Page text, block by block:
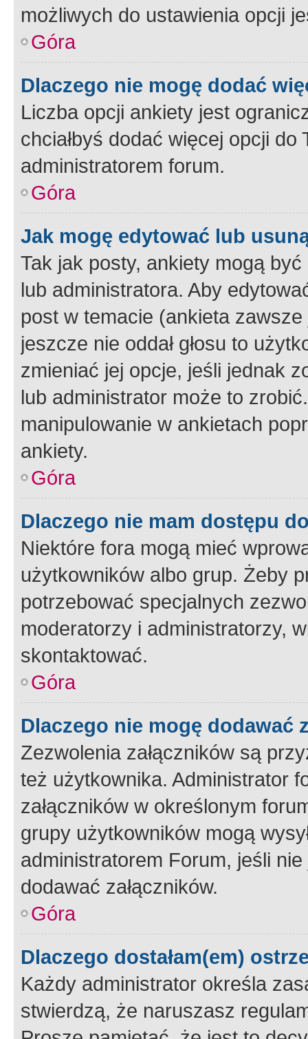
możliwych do ustawienia opcji
Góra
Dlaczego nie mogę dodać
Liczba opcji ankiety jest
chciałbyś dodać więcej opcji
administratorem forum.
Góra
Jak mogę edytować lub
Tak jak posty, ankiety mogą
lub administratora. Aby
post w temacie (ankieta
jeszcze nie oddał głosu to
zmieniać jej opcje, jeśli jednak
lub administrator może to
manipulowanie w ankietach
ankiety.
Góra
Dlaczego nie mam dostępu
Niektóre fora mogą mieć
użytkowników albo grup. Żeby
potrzebować specjalnych
moderatorzy i administratorzy,
skontaktować.
Góra
Dlaczego nie mogę dodawać
Zezwolenia załączników są
też użytkownika. Administrator
załączników w określonym
grupy użytkowników mogą
administratorem Forum, jeśli
dodawać załączników.
Góra
Dlaczego dostałam(em)
Każdy administrator określa
stwierdzą, że naruszasz